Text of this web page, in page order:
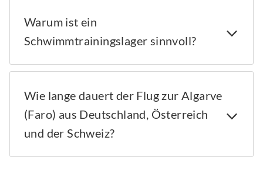
Warum ist ein
Schwimmtrainingslager sinnvoll?
Wie lange dauert der Flug zur Algarve
(Faro) aus Deutschland, Österreich
und der Schweiz?